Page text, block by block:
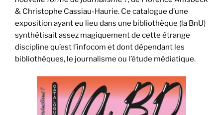
& Christophe Cassiau-Haurie. Ce catalogue d’une
exposition ayant eu lieu dans une bibliothèque (la BnU)
synthétisait assez magiquement de cette étrange
discipline qu’est l’infocom et dont dépendant les
bibliothèques, le journalisme ou l’étude médiatique.